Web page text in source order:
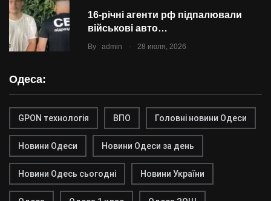
16-річні агенти рф підпалювали
військові авто…
By admin . 28 июля, 2026
Одеса:
GPON технологія ВПО Головні новини Одеси
Новини Одеси Новини Одеси за день
Новини Одесь сьогодні Новини України